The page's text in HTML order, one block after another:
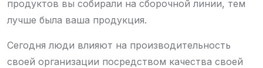
продуктов вы собирали на сборочной линии, тем
лучше была ваша продукция.
Сегодня люди влияют на производительность
своей организации посредством качества своей